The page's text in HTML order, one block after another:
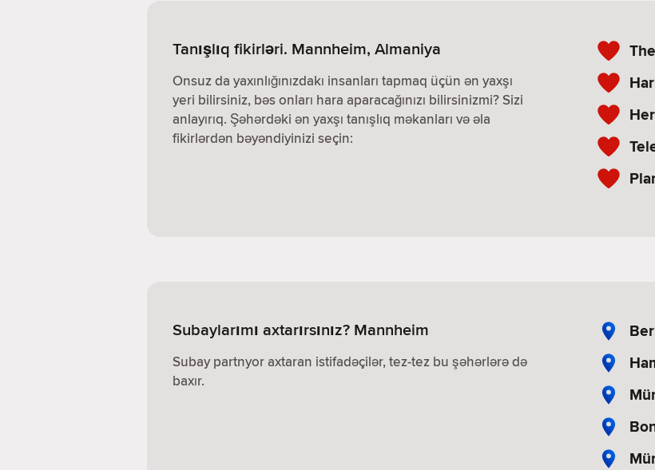
Tanışlıq fikirləri. Mannheim, Almaniya
Onsuz da yaxınlığınızdakı insanları tapmaq üçün ən yaxşı
yeri bilirsiniz, bəs onları hara aparacağınızı bilirsinizmi? Sizi
anlayırıq. Şəhərdəki ən yaxşı tanışlıq məkanları və əla
fikirlərdən bəyəndiyinizi seçin:
Subaylarımı axtarırsınız? Mannheim
Subay partnyor axtaran istifadəçilər, tez-tez bu şəhərlərə də
baxır.